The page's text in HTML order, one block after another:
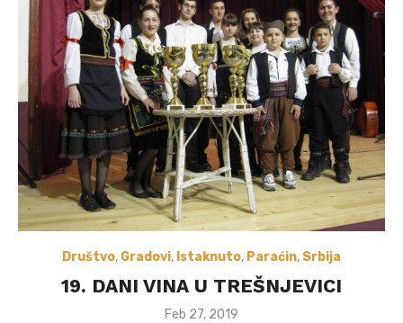
Društvo, Gradovi, Istaknuto, Paraćin, Srbija
19. DANI VINA U TREŠNJEVICI
Posted
Feb 27, 2019